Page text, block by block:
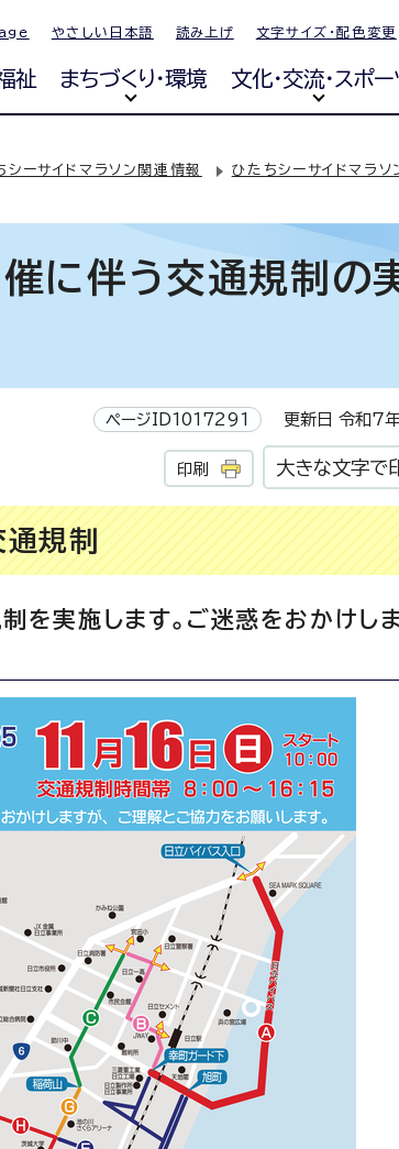
やさしい日本語 読み上げ 文字サイズ・配色変更
祉 まちづくり・環境 文化・交流・スポー
シーサイドマラソン関連情報 ひたちシーサイドマラ
に伴う交通規制の
ページID1017291 更新日 令和7
印刷 大きな文字で
規制
を実施します。ご迷惑をおかけしま